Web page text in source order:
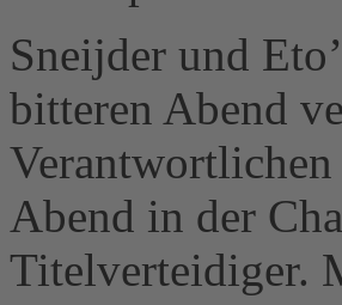
Sneijder und
bitteren Abend
Verantwortlichen
Abend in der
Titelverteidiger.